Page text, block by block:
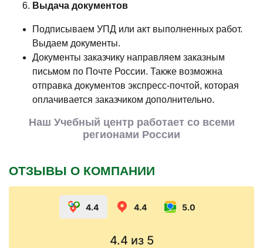
Выдача документов
Подписываем УПД или акт выполненных работ.
Выдаем документы.
Документы заказчику направляем заказным
письмом по Почте России. Также возможна
отправка документов экспресс-почтой, которая
оплачивается заказчиком дополнительно.
Наш Учебный центр работает со всеми
регионами России
ОТЗЫВЫ О КОМПАНИИ
4.4 4.4 5.0
4.4 из 5